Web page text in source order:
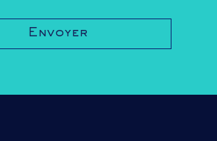
Envoyer